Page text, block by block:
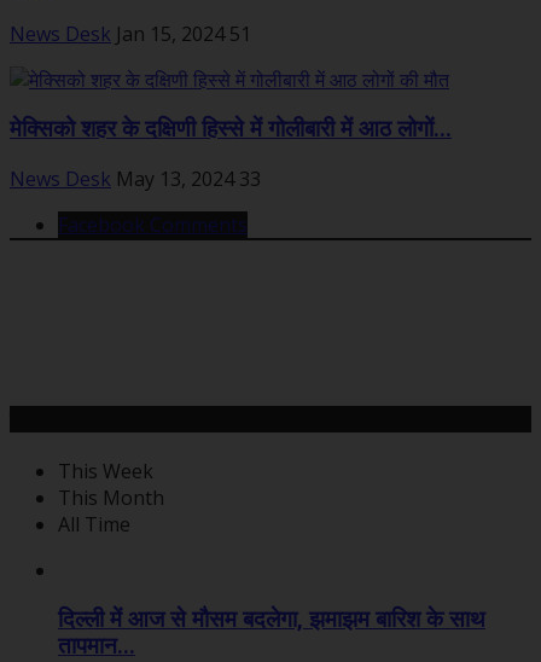
News Desk Jan 15, 2024 51
मेक्सिको शहर के दक्षिणी हिस्से में गोलीबारी में आठ लोगों...
News Desk May 13, 2024 33
Facebook Comments
This Week
This Month
All Time
दिल्ली में आज से मौसम बदलेगा, झमाझम बारिश के साथ
तापमान...